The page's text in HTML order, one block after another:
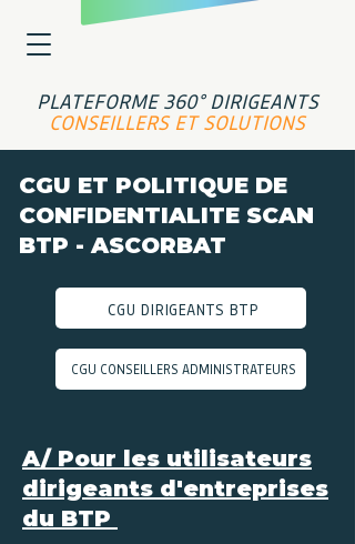
PLATEFORME 360° DIRIGEANTS
CONSEILLERS ET SOLUTIONS
CGU ET POLITIQUE DE
CONFIDENTIALITE SCAN
BTP - ASCORBAT
CGU DIRIGEANTS BTP
CGU CONSEILLERS ADMINISTRATEURS
A/ Pour les utilisateurs
dirigeants d'entreprises
du BTP